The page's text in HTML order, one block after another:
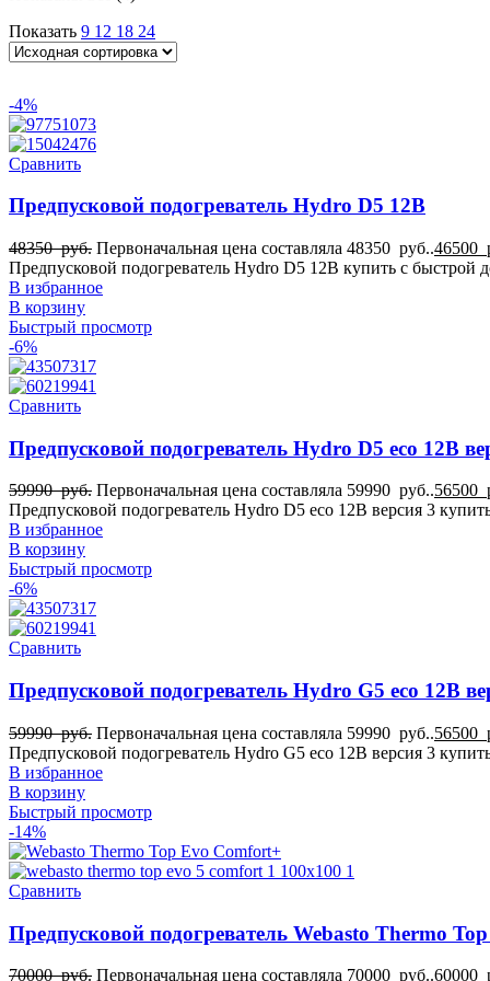
4
Для Киа Портер
4
Для МАЗ 365022
4
Для Мерседес-бенц Варио
Для Мерседес-бенц Вито
Для Мерседес-бенц Спринтер
4
Для Пежо Боксер
4
Для Рено Мастер
4
Для Ситроен Берлинго
4
Для Ситроен Джампер
4
4
Для Фиат Добло
4
Для Фиат Дукато
4
4
Для Фольксваген Транспортёр
4
4
4
для Adria
4
для Airstream
4
для Chrysler
4
для Citroën
4
для Coachmen
для Dethleffs
для Dodge
Показать 9 12 18 24
-4%
Сравнить
Предпусковой подогреватель Hydro D5 12В
48350руб. Первоначальная цена составляла 48350 руб..46500
Предпусковой подогреватель Hydro D5 12В купить с быстрой
В избранное
В корзину
Быстрый просмотр
-6%
Сравнить
Предпусковой подогреватель Hydro D5 eco 12В
59990руб. Первоначальная цена составляла 59990 руб..56500
Предпусковой подогреватель Hydro D5 eco 12В версия 3
В избранное
В корзину
Быстрый просмотр
-6%
Сравнить
Предпусковой подогреватель Hydro G5 eco 12В
59990руб. Первоначальная цена составляла 59990 руб..56500
Предпусковой подогреватель Hydro G5 eco 12В версия 3
В избранное
В корзину
Быстрый просмотр
-14%
Сравнить
Предпусковой подогреватель Webasto Thermo
70000руб. Первоначальная цена составляла 70000 руб..60000